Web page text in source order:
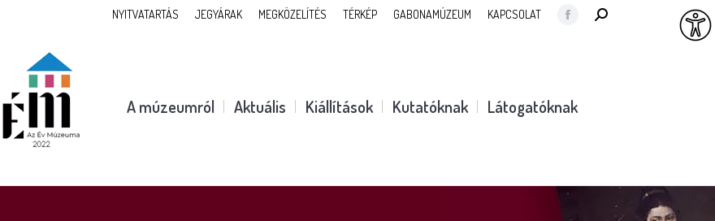
NYITVATARTÁS JEGYÁRAK MEGKÖZELÍTÉS TÉRKÉP GABONAMÚZEUM KAPCSOLAT
Facebook
new
SEARCH:
A múzeumról Aktuális Kiállítások Kutatóknak Látogatóknak